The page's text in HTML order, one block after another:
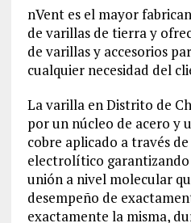
nVent es el mayor
de varillas de tierra y
de varillas y accesorios
cualquier necesidad del
La varilla en Distrito de
por un núcleo de acero y
cobre aplicado a través
electrolítico garantizando
unión a nivel molecular
desempeño de
exactamente la misma,